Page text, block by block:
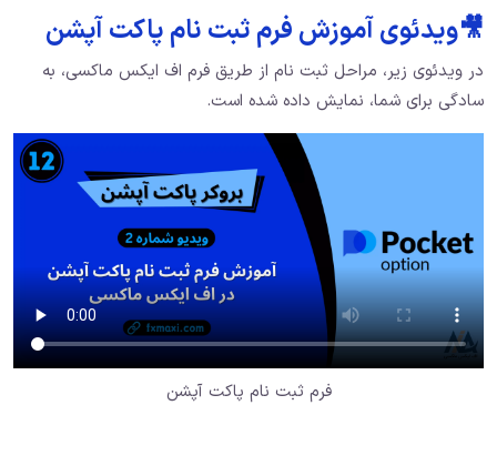
🎥ویدئوی آموزش فرم ثبت نام پاکت آپشن
در ویدئوی زیر، مراحل ثبت نام از طریق فرم اف ایکس ماکسی، به
سادگی برای شما، نمایش داده شده است.
فرم ثبت نام پاکت آپشن